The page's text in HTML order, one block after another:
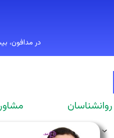
در مدافون، بیش از 1000 پزشک در 45 تخصص مختلف آماده
مشاوره 24